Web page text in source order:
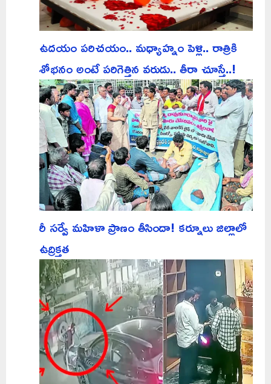
ఉదయం పరిచయం.. మధ్యాహ్నం పెళ్లి.. రాత్రికి
శోభనం అంటే పరిగెత్తిన వరుడు.. తీరా చూస్తే..!
రీ సర్వే మహిళా ప్రాణం తీసిందా! కర్నూలు జిల్లాలో
ఉద్రిక్తత